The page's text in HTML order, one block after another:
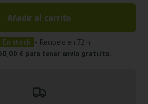
Añadir al carrito
En stock - Recíbelo en 72 h.
€ para tener envío gratuito.